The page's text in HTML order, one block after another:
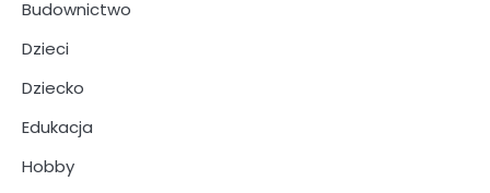
Budownictwo
Dzieci
Dziecko
Edukacja
Hobby